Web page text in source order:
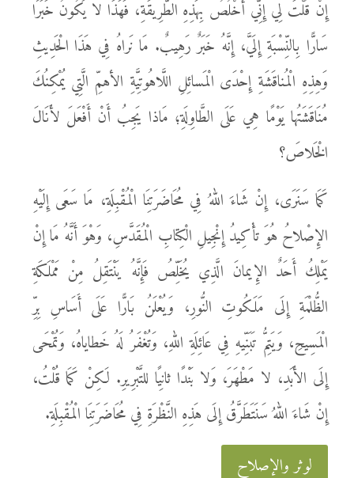
إِنْ قُلْتَ لِي إِنِّي أَخْلُصُ بِهَذِهِ الطَّرِيقَةِ، فَهَذَا لا يَكُونُ خَبَرًا
سَارًّا بِالنِّسْبَةِ إِلَيَّ، إِنَّهُ خَبَرٌ رَهِيبٌ. مَا نَراهُ فِي هَذَا الْحَدِيثِ
وَهِذِهِ الْمُناقَشَةِ إِحْدَى الْمَسائِلِ اللَّاهُوتِيَّةِ الأهمِّ الَّتِي يُمْكِنُكَ
مُنَاقَشَتُها يَوْمًا هِي عَلَى الطَّاوِلَةِ؛ مَاذا يَجِبُ أَنْ أَفْعَلَ لأَنَالَ
الْخَلاصَ؟
كَمَا سَنَرَى، إِنْ شَاءَ اللهُ فِي مُحَاضَرَتِنَا الْمُقْبِلَةِ، مَا سَعَى إِلَيْهِ
الإِصْلاحُ هُوَ تأْكِيدُ إِنْجِيلِ الْكِتابِ الْمُقَدَّسِ، وَهْوَ أَنَّهُ مَا إِنْ
يَمْلِكُ أَحَدٌ الإِيمانَ الَّذِي يُخَلِّصُ فَإِنَّهُ يَنْتَقِلُ مِنْ مَمْلَكَةِ
الظُّلْمَةِ إِلَى مَلَكُوتِ النُّورِ، وَيُعْلَنُ بَارًّا عَلَى أَسَاسِ بِرِّ
الْمَسِيحِ، وَيَتِمُّ تَبَنِّيهِ فِي عَائِلَةِ اللهِ، وَتُغْفَرُ لَهُ خَطاياهُ، وَتُمْحَى
إِلَى الأَبَدِ، لا مَطْهَرَ، وَلا بَنْدًا ثانِيًا للتَّبْرِيرِ. لَكِنْ كَمَا قُلْتُ،
إِنْ شَاءَ اللهُ سَنَتَطَرَّقُ إِلَى هَذِهِ النَّظْرَةِ فِي مُحَاضَرَتِنَا الْمُقْبِلَةِ.
لوثر والإصلاح